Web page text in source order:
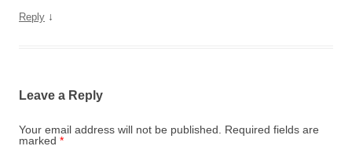
Reply ↓
Leave a Reply
Your email address will not be published.
Required fields are
marked *